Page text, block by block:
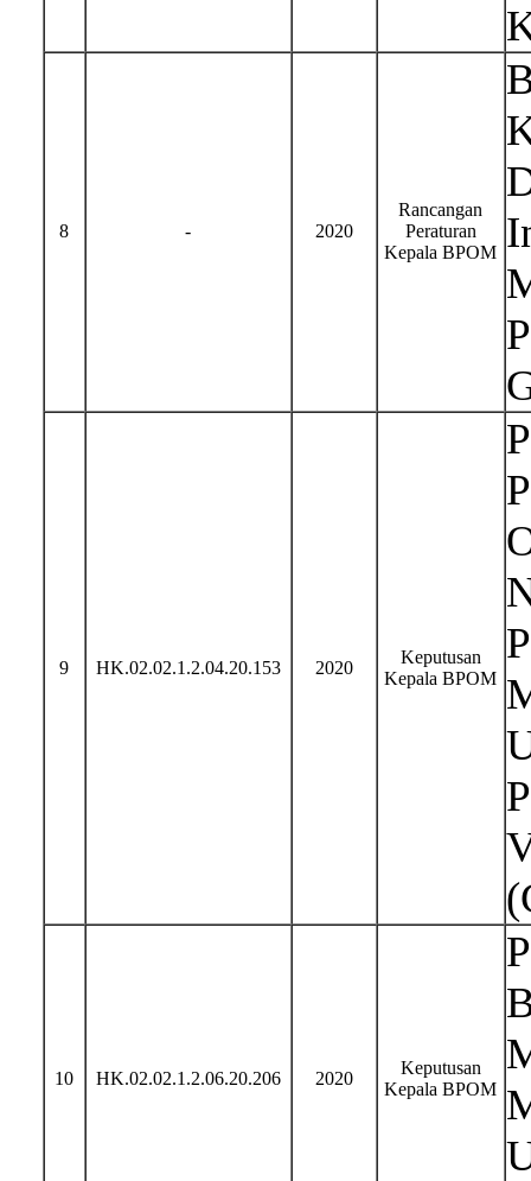
8 - 2020
Rancangan
Peraturan
Kepala BPOM
9 HK.02.02.1.2.04.20.153 2020
Keputusan
Kepala BPOM
10 HK.02.02.1.2.06.20.206 2020
Keputusan
Kepala BPOM